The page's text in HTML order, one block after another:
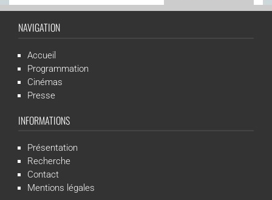
NAVIGATION
Accueil
Programmation
Cinémas
Presse
INFORMATIONS
Présentation
Recherche
Contact
Mentions légales